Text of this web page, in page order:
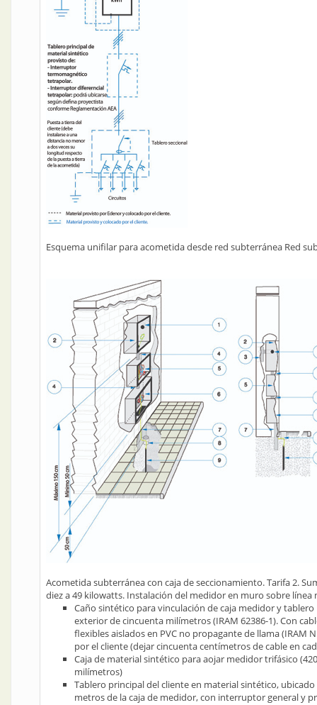
Esquema unifilar para acometida desde red subterránea Red
Acometida subterránea con caja de seccionamiento. Tarifa 2.
diez a 49 kilowatts. Instalación del medidor en muro sobre línea
Caño sintético para vinculación de caja medidor y
exterior de cincuenta milímetros (IRAM 62386-1). Con
flexibles aislados en PVC no propagante de llama (IRAM
por el cliente (dejar cincuenta centímetros de cable en
Caja de material sintético para aojar medidor trifásico
milímetros)
Tablero principal del cliente en material sintético,
metros de la caja de medidor, con interruptor general y